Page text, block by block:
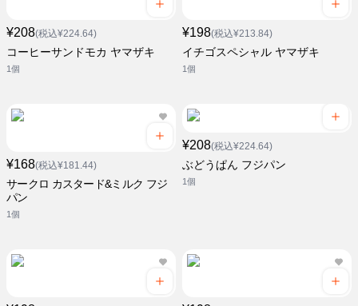
¥208(税込¥224.64)
コーヒーサンドモカ ヤマザキ
1個
¥198(税込¥213.84)
イチゴスペシャル ヤマザキ
1個
¥168(税込¥181.44)
サークロ カスタード&ミルク フジ
パン
1個
¥208(税込¥224.64)
ぶどうぱん フジパン
1個